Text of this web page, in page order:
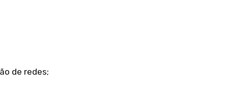
de redes;